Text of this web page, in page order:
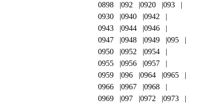
0898
092 0920
093
0930
0940
0942
0943
0944
0946
0947
0948 0949
095
0950
0952
0954
0955
0956
0957
0959
096 0964
0965
0966
0967
0968
0969
097 0972
0973